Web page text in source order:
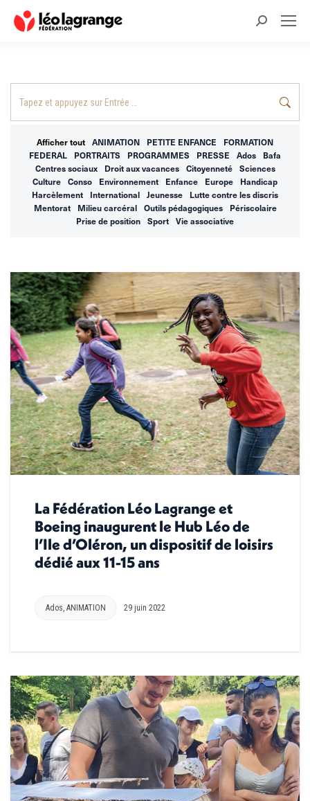
Recherche
Afficher tout ANIMATION PETITE ENFANCE
FORMATION
FEDERAL
PORTRAITS PROGRAMMES PRESSE Ados
Bafa
Centres sociaux
Droit aux vacances Citoyenneté
Sciences
Culture
Conso Environnement Enfance Europe
Handicap
Harcèlement
International Jeunesse
Lutte contre les discris
Mentorat
Milieu carcéral Outils pédagogiques
Périscolaire
Prise de position
Sport Vie associative
La Fédération Léo Lagrange et
Boeing inaugurent le Hub Léo de
l’Ile d’Oléron, un dispositif de loisirs
dédié aux 11-15 ans
Ados, ANIMATION 29 juin 2022